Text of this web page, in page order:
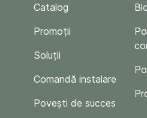
Catalog
Promoții
Soluții
Comandă instalare
Povești de succes